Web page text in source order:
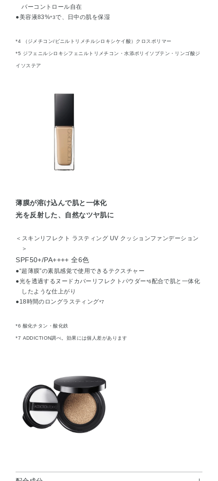
バーコントロール自在
●美容液83%*3で、日中の肌を保湿
*4 （ジメチコン/ビニルトリメチルシロキシケイ酸）クロスポリマー
*5 ジフェニルシロキシフェニルトリメチコン・水添ポリイソブテン・リンゴ酸ジ
イソステア
薄膜が溶け込んで肌と一体化
光を反射した、自然なツヤ肌に
＜スキンリフレクト ラスティング UV クッションファンデーション
＞
SPF50+/PA++++ 全6色
●“超薄膜”の素肌感覚で使用できるテクスチャー
●光を透過するヌードカバーリフレクトパウダー*6配合で肌と一体化
したような仕上がり
●18時間のロングラスティング*7
*6 酸化チタン・酸化鉄
*7 ADDICTION調べ。効果には個人差があります